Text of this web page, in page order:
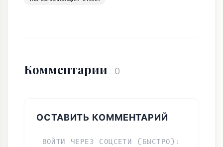
Комментарии 0
ОСТАВИТЬ КОММЕНТАРИЙ
ВОЙТИ ЧЕРЕЗ СОЦСЕТИ (БЫСТРО):